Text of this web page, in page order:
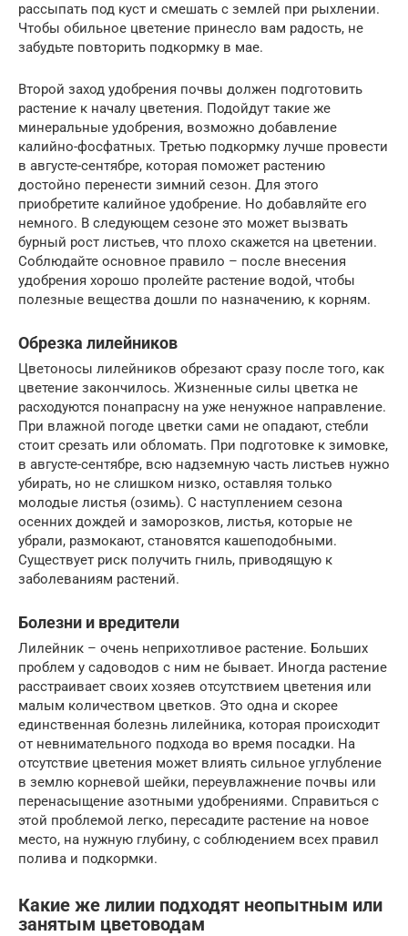
рассыпать под куст и смешать с землей при рыхлении.
Чтобы обильное цветение принесло вам радость, не
забудьте повторить подкормку в мае.
Второй заход удобрения почвы должен подготовить
растение к началу цветения. Подойдут такие же
минеральные удобрения, возможно добавление
калийно-фосфатных. Третью подкормку лучше провести
в августе-сентябре, которая поможет растению
достойно перенести зимний сезон. Для этого
приобретите калийное удобрение. Но добавляйте его
немного. В следующем сезоне это может вызвать
бурный рост листьев, что плохо скажется на цветении.
Соблюдайте основное правило – после внесения
удобрения хорошо пролейте растение водой, чтобы
полезные вещества дошли по назначению, к корням.
Обрезка лилейников
Цветоносы лилейников обрезают сразу после того, как
цветение закончилось. Жизненные силы цветка не
расходуются понапрасну на уже ненужное направление.
При влажной погоде цветки сами не опадают, стебли
стоит срезать или обломать. При подготовке к зимовке,
в августе-сентябре, всю надземную часть листьев нужно
убирать, но не слишком низко, оставляя только
молодые листья (озимь). С наступлением сезона
осенних дождей и заморозков, листья, которые не
убрали, размокают, становятся кашеподобными.
Существует риск получить гниль, приводящую к
заболеваниям растений.
Болезни и вредители
Лилейник – очень неприхотливое растение. Больших
проблем у садоводов с ним не бывает. Иногда растение
расстраивает своих хозяев отсутствием цветения или
малым количеством цветков. Это одна и скорее
единственная болезнь лилейника, которая происходит
от невнимательного подхода во время посадки. На
отсутствие цветения может влиять сильное углубление
в землю корневой шейки, переувлажнение почвы или
перенасыщение азотными удобрениями. Справиться с
этой проблемой легко, пересадите растение на новое
место, на нужную глубину, с соблюдением всех правил
полива и подкормки.
Какие же лилии подходят неопытным или
занятым цветоводам